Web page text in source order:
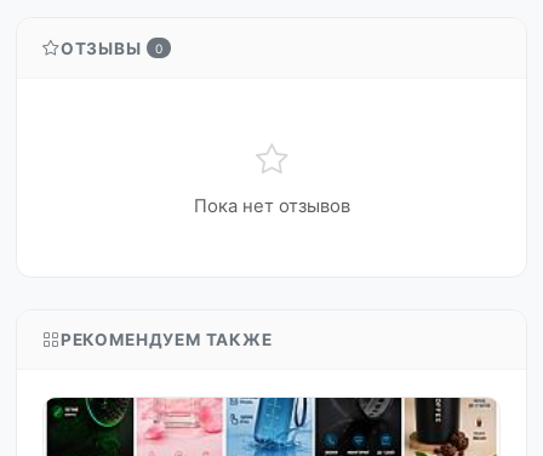
ОТЗЫВЫ 0
Пока нет отзывов
РЕКОМЕНДУЕМ ТАКЖЕ